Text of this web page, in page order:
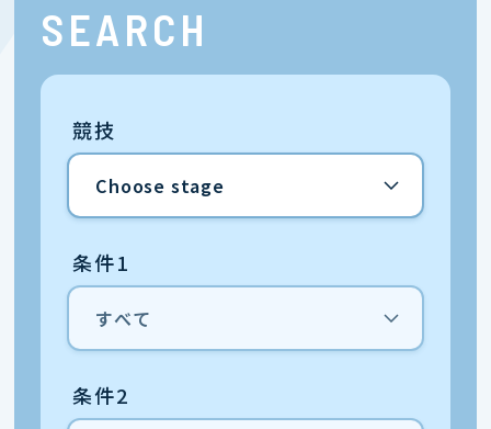
SEARCH
競技
条件1
条件2